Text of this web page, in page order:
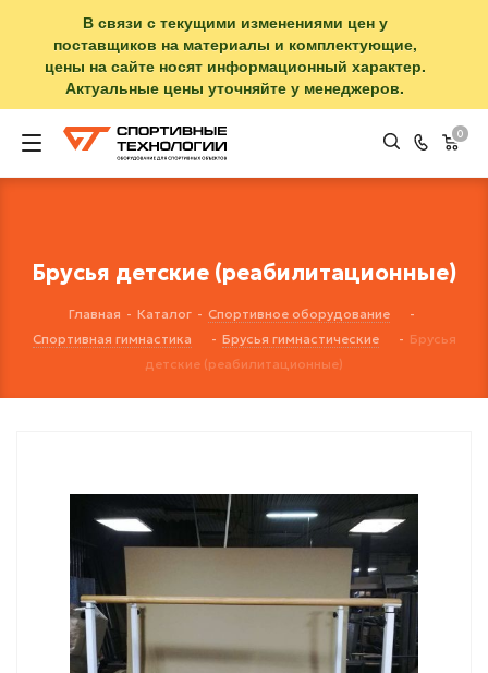
В связи с текущими изменениями цен у
поставщиков на материалы и комплектующие,
цены на сайте носят информационный характер.
Актуальные цены уточняйте у менеджеров.
0
Брусья детские (реабилитационные)
Главная - Каталог - Спортивное оборудование
-
Спортивная гимнастика
- Брусья гимнастические - Брусья
детские (реабилитационные)